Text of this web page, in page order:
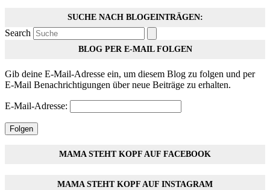
SUCHE NACH BLOGEINTRÄGEN:
Search
BLOG PER E-MAIL FOLGEN
Gib deine E-Mail-Adresse ein, um diesem Blog zu folgen und per
E-Mail Benachrichtigungen über neue Beiträge zu erhalten.
E-Mail-Adresse:
Folgen
MAMA STEHT KOPF AUF FACEBOOK
MAMA STEHT KOPF AUF INSTAGRAM